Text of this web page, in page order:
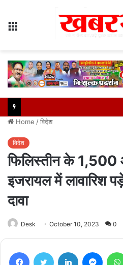
Home /विदेश
विदेश
फिलिस्तीन के 1,500
इजरायल में लावारिश
दावा
Desk October 10, 2023 0
FacebookTwitter LinkedIn